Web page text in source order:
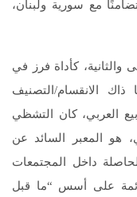
مع سورية ولبنان،
والثانية، كأداة فرز في
الانقسام/التصنيف
العربي، كان التشظي
هو المعبر السائد عن
داخل المجتمعات
قائمة على أسس “ما قبل